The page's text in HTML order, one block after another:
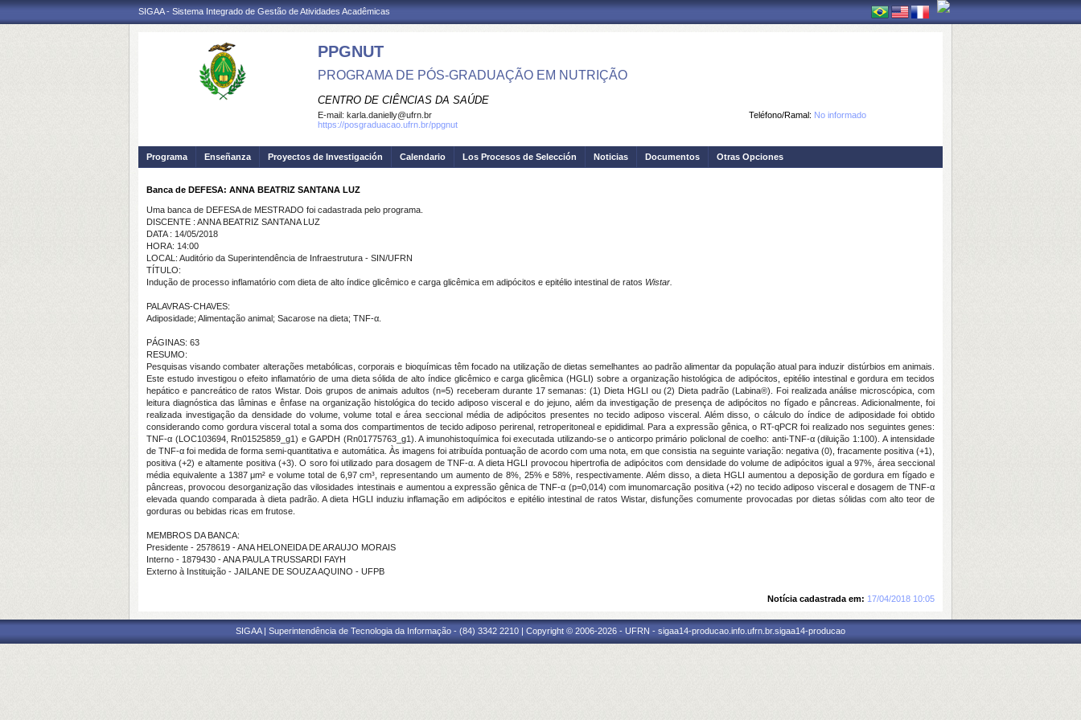
SIGAA - Sistema Integrado de Gestão de Atividades Acadêmicas
PPGNUT
PROGRAMA DE PÓS-GRADUAÇÃO EM NUTRIÇÃO
CENTRO DE CIÊNCIAS DA SAÚDE
Teléfono/Ramal: No informado
E-mail: karla.danielly@ufrn.br
https://posgraduacao.ufrn.br/ppgnut
Programa Enseñanza Proyectos de Investigación Calendario Los Procesos de Selección Noticias Documentos Otras Opciones
Banca de DEFESA: ANNA BEATRIZ SANTANA LUZ
Uma banca de DEFESA de MESTRADO foi cadastrada pelo programa.
DISCENTE : ANNA BEATRIZ SANTANA LUZ
DATA : 14/05/2018
HORA: 14:00
LOCAL: Auditório da Superintendência de Infraestrutura - SIN/UFRN
TÍTULO:
Indução de processo inflamatório com dieta de alto índice glicêmico e carga glicêmica em adipócitos e epitélio intestinal de ratos Wistar.
PALAVRAS-CHAVES:
Adiposidade; Alimentação animal; Sacarose na dieta; TNF-α.
PÁGINAS: 63
RESUMO:
Pesquisas visando combater alterações metabólicas, corporais e bioquímicas têm focado na utilização de dietas semelhantes ao padrão alimentar da população atual para induzir distúrbios em animais.
Este estudo investigou o efeito inflamatório de uma dieta sólida de alto índice glicêmico e carga glicêmica (HGLI) sobre a organização histológica de adipócitos, epitélio intestinal e gordura em tecidos
hepático e pancreático de ratos Wistar. Dois grupos de animais adultos (n=5) receberam durante 17 semanas: (1) Dieta HGLI ou (2) Dieta padrão (Labina®). Foi realizada análise microscópica, com
leitura diagnóstica das lâminas e ênfase na organização histológica do tecido adiposo visceral e do jejuno, além da investigação de presença de adipócitos no fígado e pâncreas. Adicionalmente, foi
realizada investigação da densidade do volume, volume total e área seccional média de adipócitos presentes no tecido adiposo visceral. Além disso, o cálculo do índice de adiposidade foi obtido
considerando como gordura visceral total a soma dos compartimentos de tecido adiposo perirenal, retroperitoneal e epididimal. Para a expressão gênica, o RT-qPCR foi realizado nos seguintes genes:
TNF-α (LOC103694, Rn01525859_g1) e GAPDH (Rn01775763_g1). A imunohistoquímica foi executada utilizando-se o anticorpo primário policlonal de coelho: anti-TNF-α (diluição 1:100). A intensidade
de TNF-α foi medida de forma semi-quantitativa e automática. Às imagens foi atribuída pontuação de acordo com uma nota, em que consistia na seguinte variação: negativa (0), fracamente positiva (+1),
positiva (+2) e altamente positiva (+3). O soro foi utilizado para dosagem de TNF-α. A dieta HGLI provocou hipertrofia de adipócitos com densidade do volume de adipócitos igual a 97%, área seccional
média equivalente a 1387 μm² e volume total de 6,97 cm³, representando um aumento de 8%, 25% e 58%, respectivamente. Além disso, a dieta HGLI aumentou a deposição de gordura em fígado e
pâncreas, provocou desorganização das vilosidades intestinais e aumentou a expressão gênica de TNF-α (p=0,014) com imunomarcação positiva (+2) no tecido adiposo visceral e dosagem de TNF-α
elevada quando comparada à dieta padrão. A dieta HGLI induziu inflamação em adipócitos e epitélio intestinal de ratos Wistar, disfunções comumente provocadas por dietas sólidas com alto teor de
gorduras ou bebidas ricas em frutose.
MEMBROS DA BANCA:
Presidente - 2578619 - ANA HELONEIDA DE ARAUJO MORAIS
Interno - 1879430 - ANA PAULA TRUSSARDI FAYH
Externo à Instituição - JAILANE DE SOUZA AQUINO - UFPB
Notícia cadastrada em: 17/04/2018 10:05
SIGAA | Superintendência de Tecnologia da Informação - (84) 3342 2210 | Copyright © 2006-2026 - UFRN - sigaa14-producao.info.ufrn.br.sigaa14-producao